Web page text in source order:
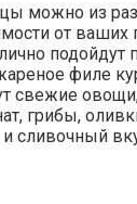
можно из
от ваших
подойдут
филе
свежие
грибы,
сливочный